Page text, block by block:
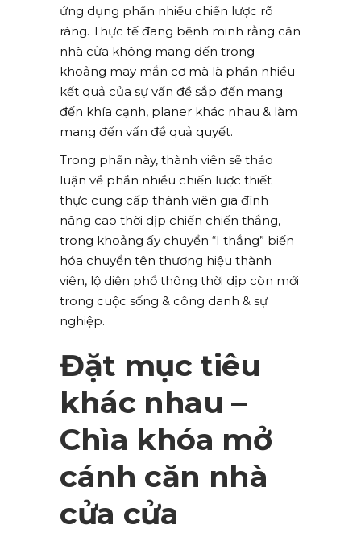
ứng dụng phần nhiều chiến lược rõ
ràng. Thực tế đang bệnh minh rằng căn
nhà cửa không mang đến trong
khoảng may mắn cơ mà là phần nhiều
kết quả của sự vấn đề sắp đến mang
đến khía cạnh, planer khác nhau & làm
mang đến vấn đề quả quyết.
Trong phần này, thành viên sẽ thảo
luận về phần nhiều chiến lược thiết
thực cung cấp thành viên gia đình
nâng cao thời dịp chiến chiến thắng,
trong khoảng ấy chuyển “I thắng” biến
hóa chuyển tên thương hiệu thành
viên, lộ diện phổ thông thời dịp còn mới
trong cuộc sống & công danh & sự
nghiệp.
Đặt mục tiêu
khác nhau –
Chìa khóa mở
cánh căn nhà
cửa cửa